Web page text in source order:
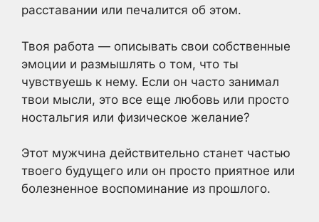
расставании или печалится об этом.
Твоя работа — описывать свои собственные
эмоции и размышлять о том, что ты
чувствуешь к нему. Если он часто занимал
твои мысли, это все еще любовь или просто
ностальгия или физическое желание?
Этот мужчина действительно станет частью
твоего будущего или он просто приятное или
болезненное воспоминание из прошлого.